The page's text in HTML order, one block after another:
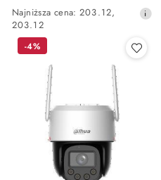
promocyjna:
promocyjna:
Najniższa
cena
30
Najniższa cena: 203.12,
203.12
-4%